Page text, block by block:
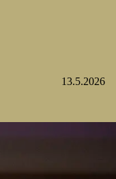
13.5.2026